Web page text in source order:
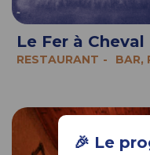
🎉 Le
Le Fer à Cheval
RESTAURANT BAR,